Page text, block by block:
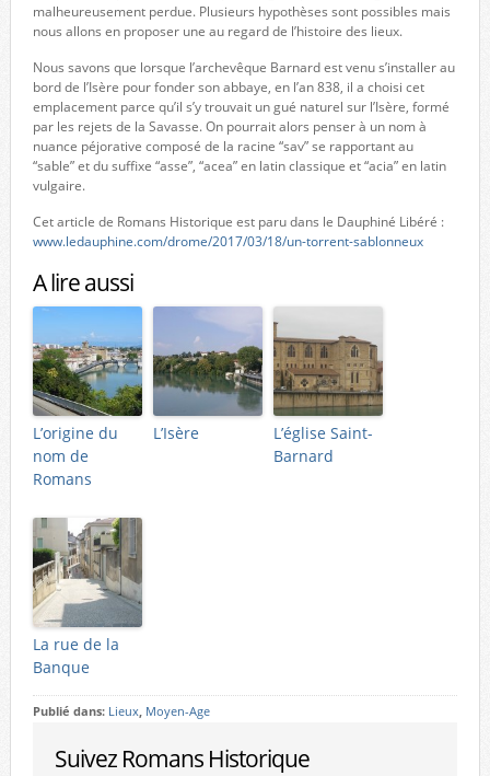
malheureusement perdue. Plusieurs hypothèses sont possibles mais
nous allons en proposer une au regard de l’histoire des lieux.
Nous savons que lorsque l’archevêque Barnard est venu s’installer au
bord de l’Isère pour fonder son abbaye, en l’an 838, il a choisi cet
emplacement parce qu’il s’y trouvait un gué naturel sur l’Isère, formé
par les rejets de la Savasse. On pourrait alors penser à un nom à
nuance péjorative composé de la racine “sav” se rapportant au
“sable” et du suffixe “asse”, “acea” en latin classique et “acia” en latin
vulgaire.
Cet article de Romans Historique est paru dans le Dauphiné Libéré :
www.ledauphine.com/drome/2017/03/18/un-torrent-sablonneux
A lire aussi
L’origine du
nom de
Romans
L’Isère
L’église Saint-
Barnard
La rue de la
Banque
Publié dans: Lieux, Moyen-Age
Suivez Romans Historique